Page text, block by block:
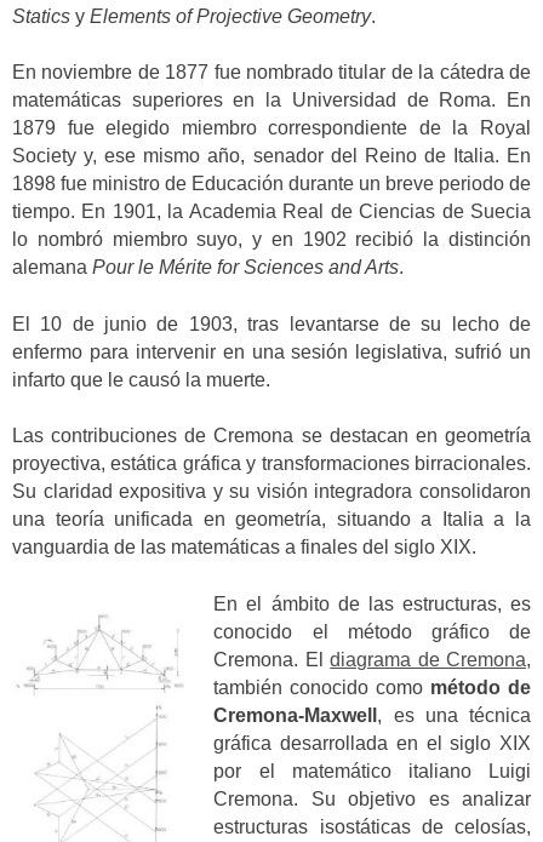
Statics y Elements of Projective Geometry.
En noviembre de 1877 fue nombrado titular de la cátedra de
matemáticas superiores en la Universidad de Roma. En
1879 fue elegido miembro correspondiente de la Royal
Society y, ese mismo año, senador del Reino de Italia. En
1898 fue ministro de Educación durante un breve periodo de
tiempo. En 1901, la Academia Real de Ciencias de Suecia
lo nombró miembro suyo, y en 1902 recibió la distinción
alemana Pour le Mérite for Sciences and Arts.
El 10 de junio de 1903, tras levantarse de su lecho de
enfermo para intervenir en una sesión legislativa, sufrió un
infarto que le causó la muerte.
Las contribuciones de Cremona se destacan en geometría
proyectiva, estática gráfica y transformaciones birracionales.
Su claridad expositiva y su visión integradora consolidaron
una teoría unificada en geometría, situando a Italia a la
vanguardia de las matemáticas a finales del siglo XIX.
En el ámbito de las estructuras, es
conocido el método gráfico de
Cremona. Eldiagrama de Cremona,
también conocido como método de
Cremona-Maxwell , es una técnica
gráfica desarrollada en el siglo XIX
por el matemático italiano Luigi
Cremona. Su objetivo es analizar
estructuras isostáticas de celosías,